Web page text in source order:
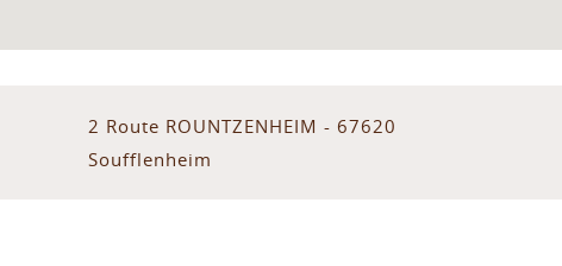
2 Route ROUNTZENHEIM - 67620
Soufflenheim